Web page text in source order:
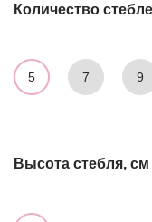
Количество
5 7 9
Высота стебля, см